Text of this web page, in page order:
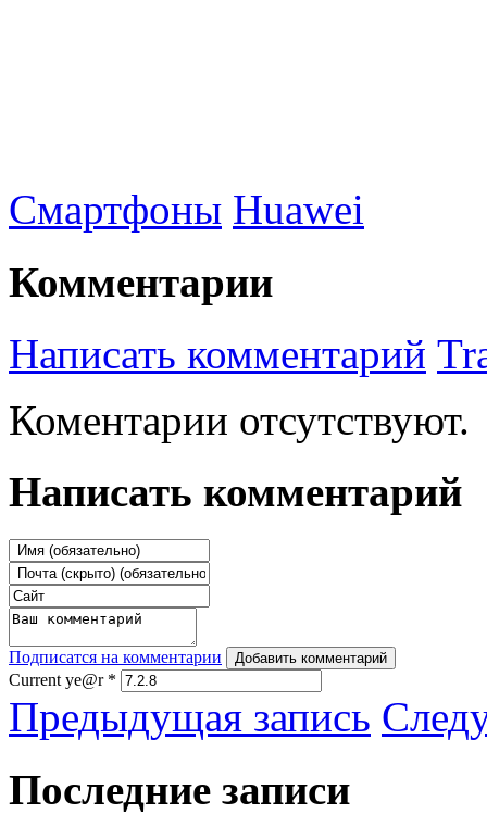
Смартфоны Huawei
Комментарии
Написать комментарий
Коментарии отсутствуют.
Написать комментарий
Подписатся на комментарии Добавить комментарий
Current ye@r *
Предыдущая запись
Последние записи